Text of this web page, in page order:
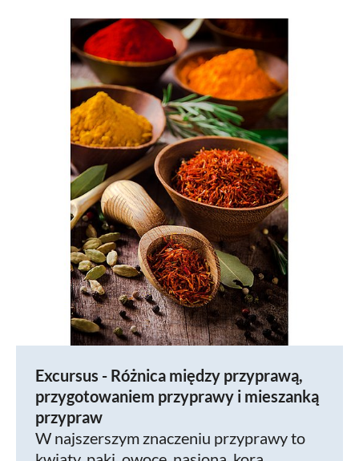
Excursus - Różnica między przyprawą,
przygotowaniem przyprawy i mieszanką
przypraw
W najszerszym znaczeniu przyprawy to